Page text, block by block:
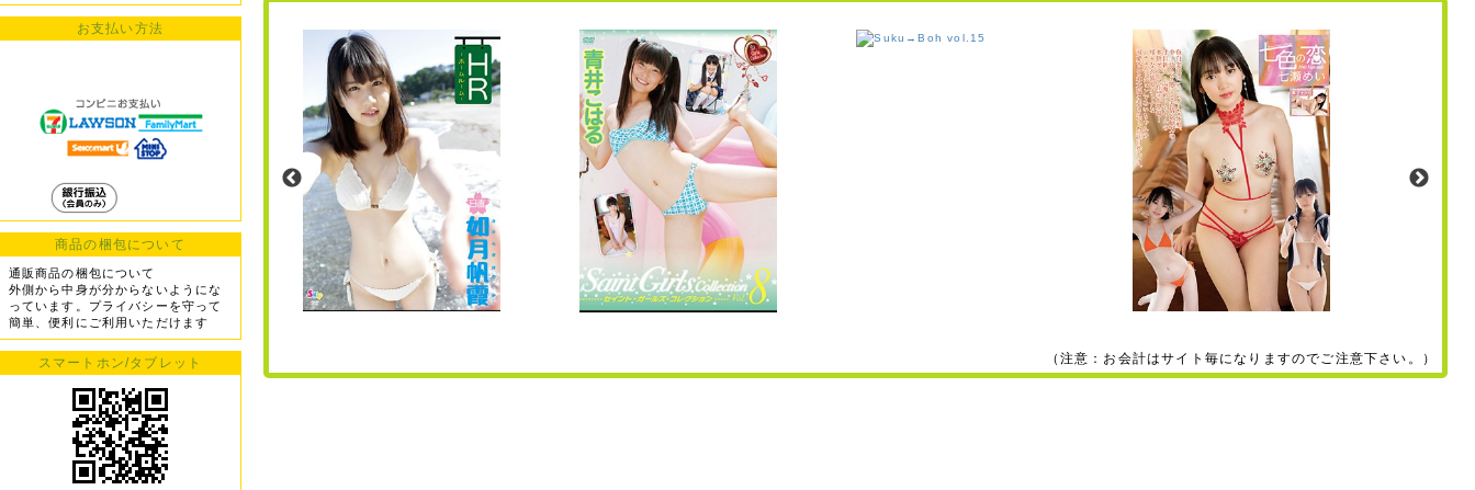
お支払い方法
商品の梱包について
通販商品の梱包について
外側から中身が分からないようにな
っています。プライバシーを守って
簡単、便利にご利用いただけます
スマートホン/タブレット （注意：お会計はサイト毎になりますのでご注意下さい。）